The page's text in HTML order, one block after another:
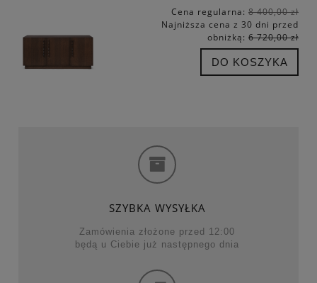
Cena regularna: 8 400,00 zł
Najniższa cena z 30 dni przed
obniżką: 6 720,00 zł
DO KOSZYKA
SZYBKA WYSYŁKA
Zamówienia złożone przed 12:00
będą u Ciebie już następnego dnia